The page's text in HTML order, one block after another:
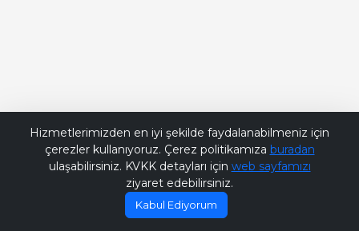
Hizmetlerimizden en iyi şekilde faydalanabilmeniz için
çerezler kullanıyoruz. Çerez politikamıza buradan
ulaşabilirsiniz. KVKK detayları için web sayfamızı
ziyaret edebilirsiniz.
Kabul Ediyorum
Bana Soru Sor | Ask Me